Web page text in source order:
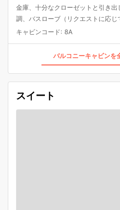
金庫、十分なクローゼットと引き
調、バスローブ（リクエストに応じ
キャビンコード: 8A
バルコニーキャビンを
スイート